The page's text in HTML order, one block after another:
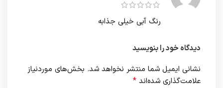
رنگ آبی خیلی جذابه
دیدگاه خود را بنویسید
نشانی ایمیل شما منتشر نخواهد شد. بخش‌های موردنیاز
علامت‌گذاری شده‌اند *